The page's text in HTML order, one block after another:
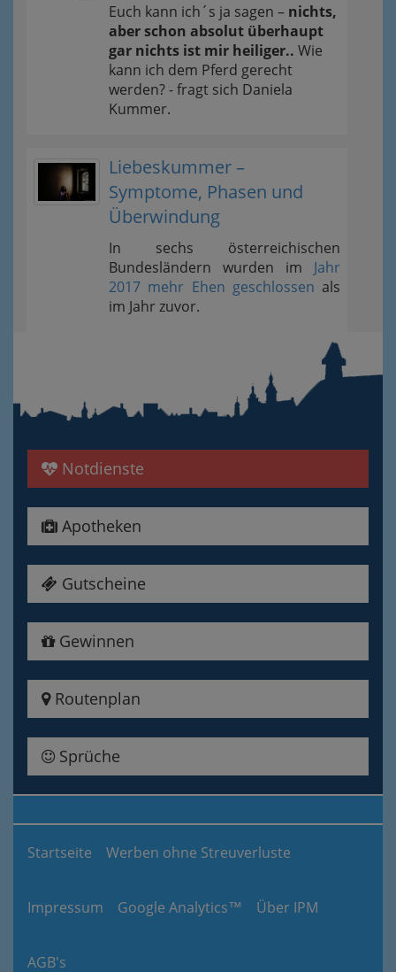
Euch kann ich´s ja sagen – nichts,
aber schon absolut überhaupt
gar nichts ist mir heiliger.. Wie
kann ich dem Pferd gerecht
werden? - fragt sich Daniela
Kummer.
Liebeskummer –
Symptome, Phasen und
Überwindung
In sechs österreichischen
Bundesländern wurden im Jahr
2017 mehr Ehen geschlossen als
im Jahr zuvor.
Notdienste
Apotheken
Gutscheine
Gewinnen
Routenplan
Sprüche
Startseite Werben ohne Streuverluste
Impressum Google Analytics™ Über IPM
AGB's